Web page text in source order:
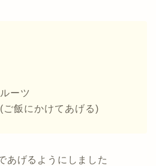
ーツ
ご飯にかけてあげる)
あげるようにしました